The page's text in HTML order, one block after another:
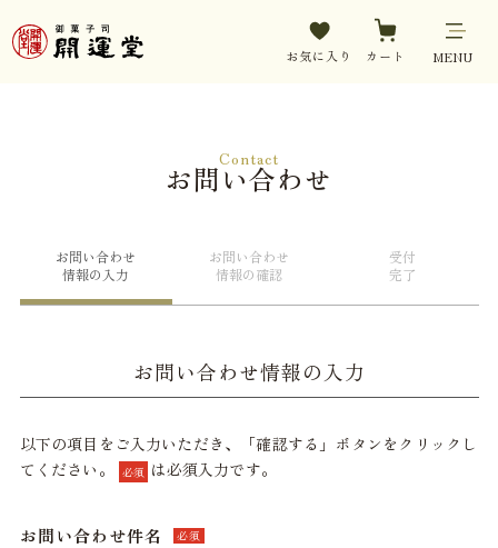
お気に入り カート MENU
Contact
お問い合わせ
お問い合わせ
情報の入力
お問い合わせ
情報の確認
受付
完了
お問い合わせ情報の入力
以下の項目をご入力いただき、「確認する」ボタンをクリックし
てください。
必須 は必須入力です。
お問い合わせ件名 必須